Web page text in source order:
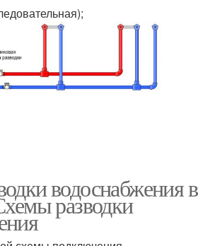
водоснабжения в
разводки